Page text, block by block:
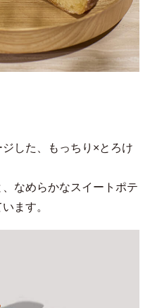
した、もっちり×とろけ
なめらかなスイートポテ
ます。